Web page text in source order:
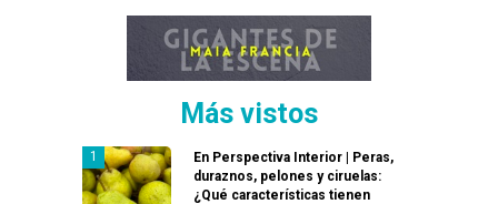
Más vistos
En Perspectiva Interior | Peras,
duraznos, pelones y ciruelas:
¿Qué características tienen